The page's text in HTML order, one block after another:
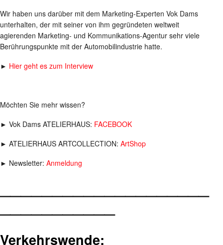
Wir haben uns darüber mit dem Marketing-Experten Vok Dams
unterhalten, der mit seiner von ihm gegründeten weltweit
agierenden Marketing- und Kommunikations-Agentur sehr viele
Berührungspunkte mit der Automobilindustrie hatte.
► Hier geht es zum Interview
Möchten Sie mehr wissen?
► Vok Dams ATELIERHAUS: FACEBOOK
► ATELIERHAUS ARTCOLLECTION: ArtShop
► Newsletter: Anmeldung
___________
Verkehrswende: